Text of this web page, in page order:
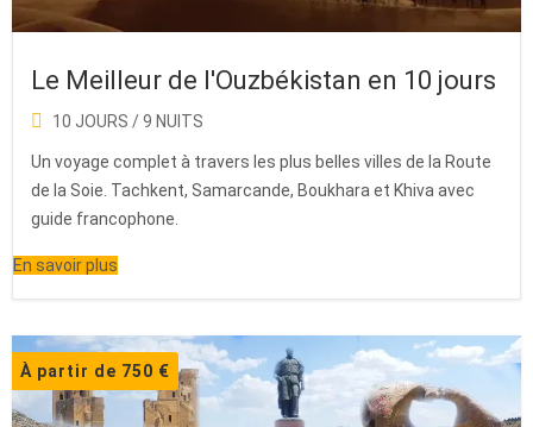
Le Meilleur de l'Ouzbékistan en 10 jours
10 JOURS / 9 NUITS
Un voyage complet à travers les plus belles villes de la Route
de la Soie. Tachkent, Samarcande, Boukhara et Khiva avec
guide francophone.
En savoir plus
À partir de 750 €